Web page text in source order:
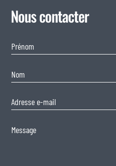
Nous contacter